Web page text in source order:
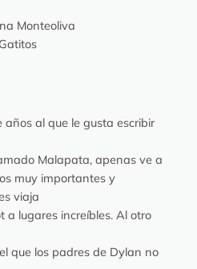
Gatitos
al que le gusta escribir
Malapata, apenas ve a
muy importantes y
viaja
a lugares increíbles. Al otro
que los padres de Dylan no